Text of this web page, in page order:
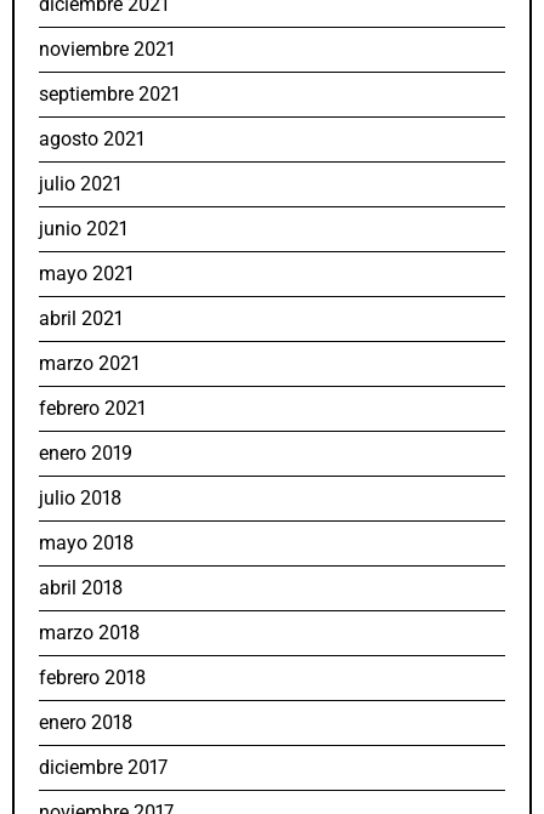
noviembre 2021
septiembre 2021
agosto 2021
julio 2021
junio 2021
mayo 2021
abril 2021
marzo 2021
febrero 2021
enero 2019
julio 2018
mayo 2018
abril 2018
marzo 2018
febrero 2018
enero 2018
diciembre 2017